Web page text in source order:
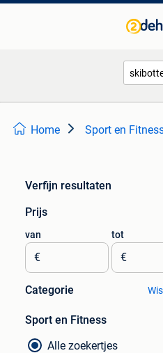
Home Sport en
Verfijn resultaten
Prijs
van
€
tot
€
Categorie
Sport en Fitness
Alle zoekertjes